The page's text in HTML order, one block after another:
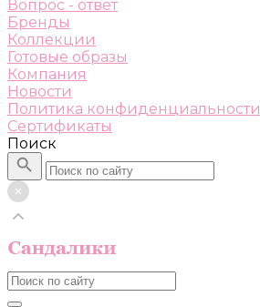
Вопрос - ответ
Бренды
Коллекции
Готовые образы
Компания
Новости
Политика конфиденциальности
Сертификаты
Поиск